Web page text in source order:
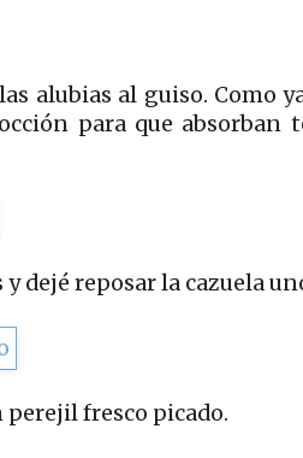
alubias al guiso. Como
para que absorban
dejé reposar la cazuela
perejil fresco picado.